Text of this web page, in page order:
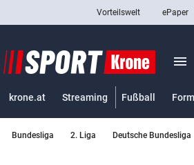
Abonnieren
Vorteilswelt ePaper
menu
krone.at Streaming Fußball
Bundesliga 2. Liga Deutsche Bundesliga